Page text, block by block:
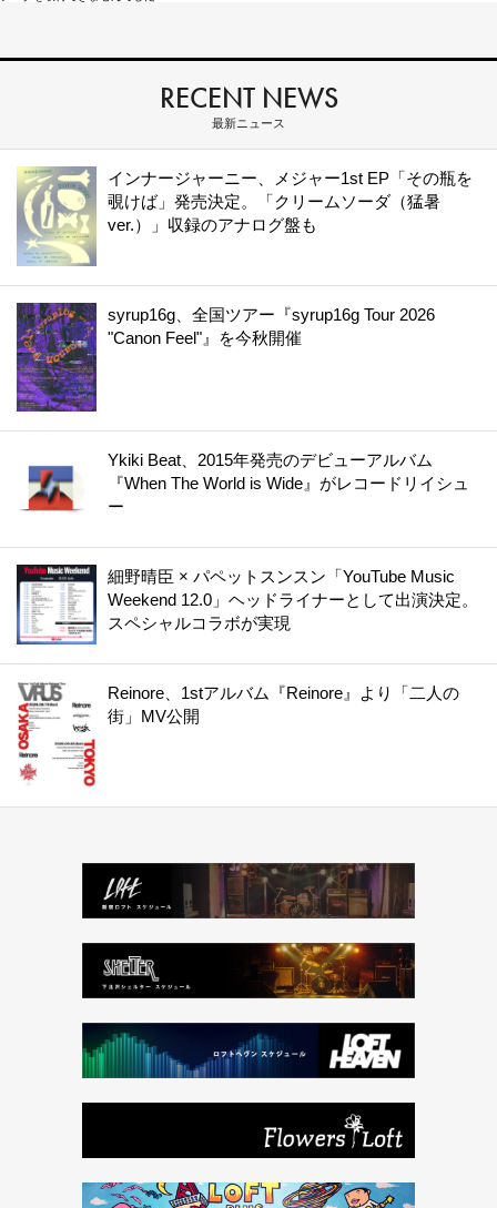
RECENT NEWS
最新ニュース
インナージャーニー、メジャー1st EP「その瓶を
覗けば」発売決定。「クリームソーダ（猛暑
ver.）」収録のアナログ盤も
syrup16g、全国ツアー『syrup16g Tour 2026
"Canon Feel"』を今秋開催
Ykiki Beat、2015年発売のデビューアルバム
『When The World is Wide』がレコードリイシュ
ー
細野晴臣 × パペットスンスン「YouTube Music
Weekend 12.0」ヘッドライナーとして出演決定。
スペシャルコラボが実現
Reinore、1stアルバム『Reinore』より「二人の
街」MV公開